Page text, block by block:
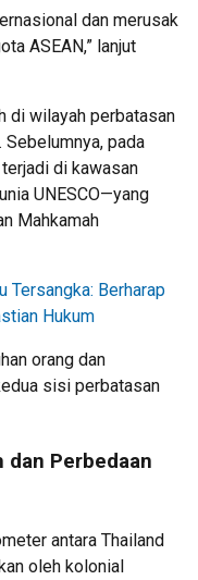
dan merusak
ASEAN,” lanjut
di wilayah perbatasan
Sebelumnya, pada
di kawasan
UNESCO—yang
Mahkamah
Tersangka: Berharap
Hukum
orang dan
sisi perbatasan
dan Perbedaan
antara Thailand
oleh kolonial